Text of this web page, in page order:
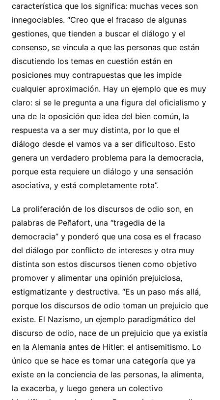
característica que los significa: muchas veces son
innegociables. “Creo que el fracaso de algunas
gestiones, que tienden a buscar el diálogo y el
consenso, se vincula a que las personas que están
discutiendo los temas en cuestión están en
posiciones muy contrapuestas que les impide
cualquier aproximación. Hay un ejemplo que es muy
claro: si se le pregunta a una figura del oficialismo y
una de la oposición que idea del bien común, la
respuesta va a ser muy distinta, por lo que el
diálogo desde el vamos va a ser dificultoso. Esto
genera un verdadero problema para la democracia,
porque esta requiere un diálogo y una sensación
asociativa, y está completamente rota”.
La proliferación de los discursos de odio son, en
palabras de Peñafort, una “tragedia de la
democracia” y ponderó que una cosa es el fracaso
del diálogo por conflicto de intereses y otra muy
distinta son estos discursos tienen como objetivo
promover y alimentar una opinión prejuiciosa,
estigmatizante y destructiva. “Es un paso más allá,
porque los discursos de odio toman un prejuicio que
existe. El Nazismo, un ejemplo paradigmático del
discurso de odio, nace de un prejuicio que ya existía
en la Alemania antes de Hitler: el antisemitismo. Lo
único que se hace es tomar una categoría que ya
existe en la conciencia de las personas, la alimenta,
la exacerba, y luego genera un colectivo